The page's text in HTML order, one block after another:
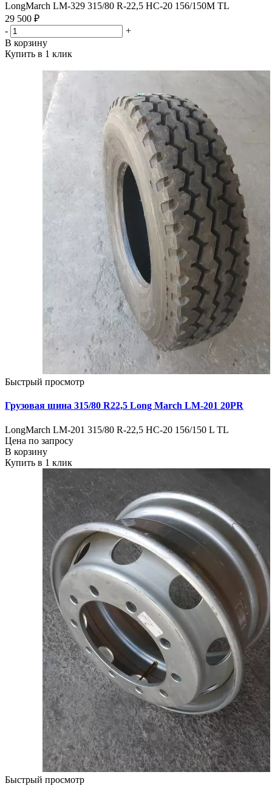
LongMarch LM-329 315/80 R-22,5 HC-20 156/150M TL
29 500 ₽
-
+
В корзину
Купить в 1 клик
Быстрый просмотр
Грузовая шина 315/80 R22,5 Long March LM-201 20PR
LongMarch LM-201 315/80 R-22,5 HC-20 156/150 L TL
Цена по запросу
В корзину
Купить в 1 клик
Быстрый просмотр